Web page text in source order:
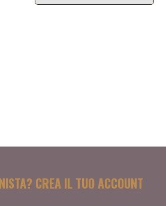
CREA IL TUO ACCOUNT